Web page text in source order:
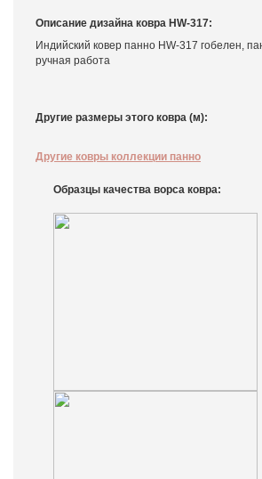
Описание дизайна ковра HW-317:
Индийский ковер панно HW-317 гобелен,
ручная работа
Другие размеры этого ковра (м):
Другие ковры коллекции панно
Образцы качества ворса ковра: